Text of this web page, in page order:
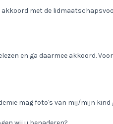
met de
en ga daarmee akkoord.
mag foto's van mij/mijn